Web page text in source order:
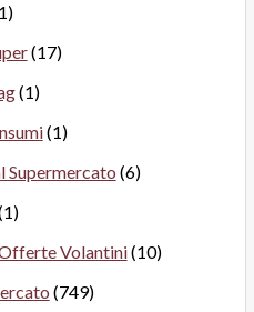
(17)
(1)
(1)
Supermercato (6)
Volantini(10)
(749)